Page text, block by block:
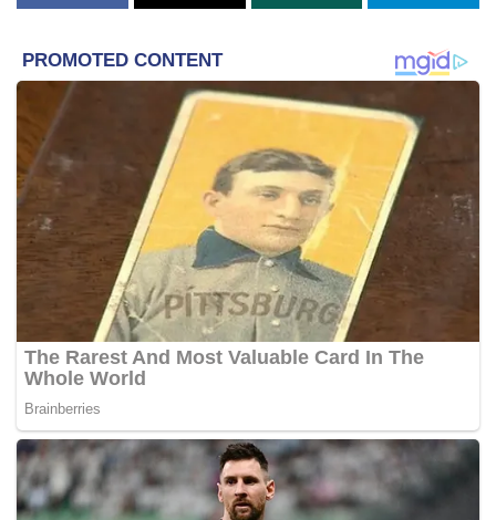
keelokan cumanya adanya [huruf Arab] hamzah pada
Tambahnya, Damia (dengan ejaan داميا) adalah nama
sebuah tempat di Jordan yang terletak bersempadan
dengan Palestin.
Oleh itu, jelasnya, ejaan nama Damia tidak perlu diubah
mahupun menukar nama tersebut sekiranya sekadar
disangka mempunyai makna yang tidak baik.
“Biasa sahaja nama orang mengikut nama tempat
seperti Jordan, Saudi dan Sarawak. Selagi ia tidak
mempunyai maksud yang tidak baik, agama tidak
melarangnya,”katanya lagi.
Sementara itu, Zulkifli menjelaskan nama ‘Damiah’ yang
sebenarnya dikaitkan dengan darah.
“Damiah (ejaan دامية) pula berkaitan dengan darah,